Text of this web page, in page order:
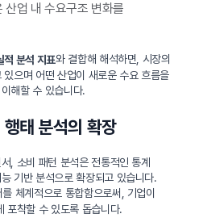
산업 내 수요구조 변화를
적 분석 지표와 결합해 해석하면, 시장의
으며 어떤 산업이 새로운 수요 흐름을
해할 수 있습니다.
태 분석의 확장
, 소비 패턴 분석은 전통적인 통계
기반 분석으로 확장되고 있습니다.
체계적으로 통합함으로써, 기업이
포착할 수 있도록 돕습니다.